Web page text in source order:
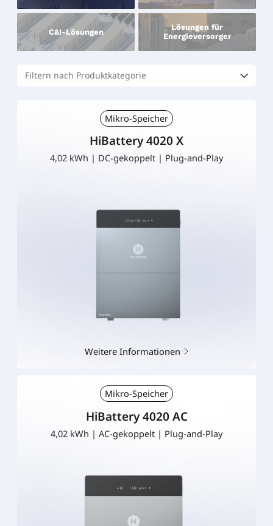
C&I-Lösungen
Lösungen für
Energieversorger
Mikro-Speicher
HiBattery 4020 X
4,02 kWh | DC-gekoppelt | Plug-and-Play
Weitere Informationen
Mikro-Speicher
HiBattery 4020 AC
4,02 kWh | AC-gekoppelt | Plug-and-Play